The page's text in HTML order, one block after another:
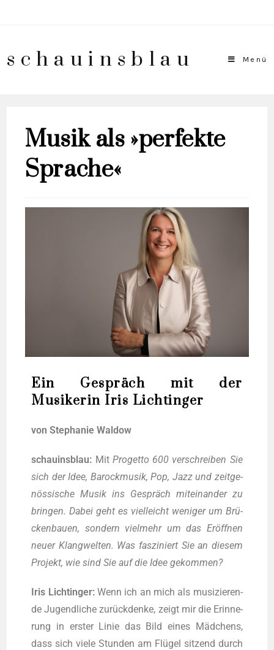
schauinsblau Menü
Musik als »perfekte
Sprache«
Ein Gespräch mit der
Musikerin Iris Lichtinger
von Ste­pha­nie Waldow
schau­ins­blau: MitPro­get­to 600 ver­schrei­ben Sie
sich der Idee, Barock­mu­sik, Pop, Jazz und zeit­ge­
nös­si­sche Musik ins Gespräch mit­ein­an­der zu
brin­gen. Dabei geht es viel­leicht weni­ger um Brü­
cken­bau­en, son­dern viel­mehr um das Eröff­nen
neu­er Klang­wel­ten. Was fas­zi­niert Sie an die­sem
Pro­jekt, wie sind Sie auf die Idee gekommen?
Iris Licht­in­ger: Wenn ich an mich als musi­zie­ren­
de Jugend­li­che zurück­den­ke, zeigt mir die Erin­ne­
rung in ers­ter Linie das Bild eines Mäd­chens,
dass sich vie­le Stun­den am Flü­gel sit­zend durch